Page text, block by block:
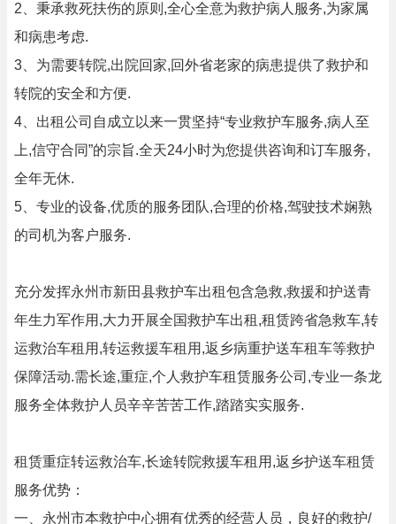
2、秉承救死扶伤的原则,全心全意为救护病人服务,为家属
和病患考虑.
3、为需要转院,出院回家,回外省老家的病患提供了救护和
转院的安全和方便.
4、出租公司自成立以来一贯坚持“专业救护车服务,病人至
上,信守合同”的宗旨.全天24小时为您提供咨询和订车服务,
全年无休.
5、专业的设备,优质的服务团队,合理的价格,驾驶技术娴熟
的司机为客户服务.
充分发挥永州市新田县救护车出租包含急救,救援和护送青
年生力军作用,大力开展全国救护车出租,租赁跨省急救车,转
运救治车租用,转运救援车租用,返乡病重护送车租车等救护
保障活动.需长途,重症,个人救护车租赁服务公司,专业一条龙
服务全体救护人员辛辛苦苦工作,踏踏实实服务.
租赁重症转运救治车,长途转院救援车租用,返乡护送车租赁
服务优势：
一、永州市本救护中心拥有优秀的经营人员，良好的救护/